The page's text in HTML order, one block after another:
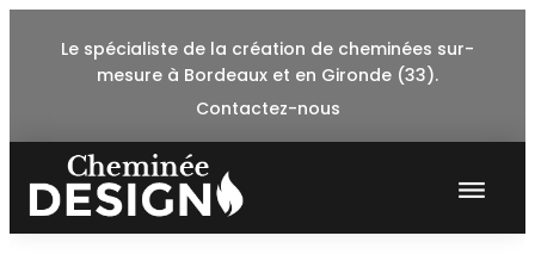
Le spécialiste de la création de cheminées sur-
mesure à Bordeaux et en Gironde (33).
Contactez-nous